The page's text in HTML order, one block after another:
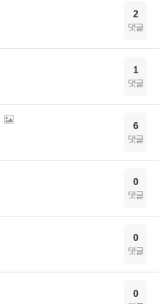
2
댓글
1
댓글
6
댓글
0
댓글
0
댓글
0